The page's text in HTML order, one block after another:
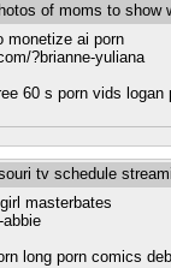
of moms to show
monetize ai porn
?brianne-yuliana
60 s porn vids
tv schedule
masterbates
long porn comics